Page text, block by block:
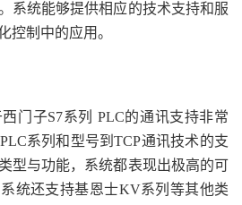
系统能够提供相应的技术支持和服
控制中的应用。
门子S7系列 PLC的通讯支持非常
系列和型号到TCP通讯技术的支
型与功能，系统都表现出极高的可
统还支持基恩士KV系列等其他类